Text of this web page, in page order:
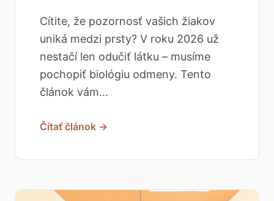
Cítite, že pozornosť vašich žiakov
uniká medzi prsty? V roku 2026 už
nestačí len odučiť látku – musíme
pochopiť biológiu odmeny. Tento
článok vám...
Čítať článok →